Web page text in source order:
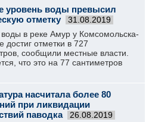
уровень воды превысил
отметку
31.08.2019
в реке Амур у Комсомольска-
достиг отметки в 727
сообщили местные власти.
что это на 77 сантиметров
насчитала более 80
при ликвидации
паводка
26.08.2019